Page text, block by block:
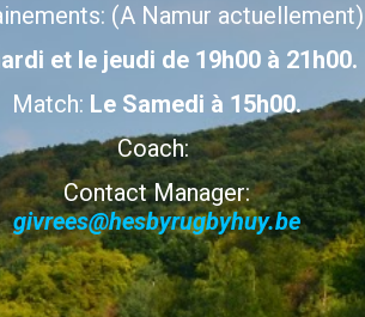
(A Namur actuellement)
et le jeudi de 19h00 à 21h00.
Match: Le Samedi à 15h00.
Coach:
Contact Manager:
givrees@hesbyrugbyhuy.be